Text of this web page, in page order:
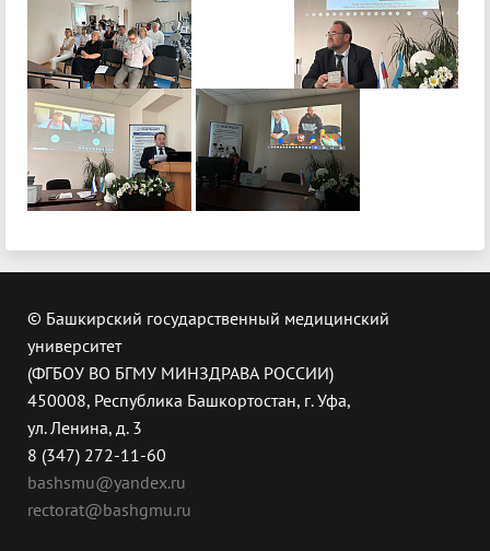
© Башкирский государственный медицинский
университет
(ФГБОУ ВО БГМУ МИНЗДРАВА РОССИИ)
450008, Республика Башкортостан, г. Уфа,
ул. Ленина, д. 3
8 (347) 272-11-60
bashsmu@yandex.ru
rectorat@bashgmu.ru